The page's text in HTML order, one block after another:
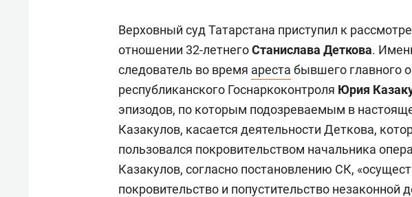
Верховный суд Татарстана приступил к
отношении 32-летнегоСтанислава Деткова.
следователь во время ареста бывшего главного
республиканского Госнаркоконтроля Юрия
эпизодов, по которым подозреваемым в
Казакулов, касается деятельности Деткова,
пользовался покровительством начальника
Казакулов, согласно постановлению СК,
покровительство и попустительство незаконной